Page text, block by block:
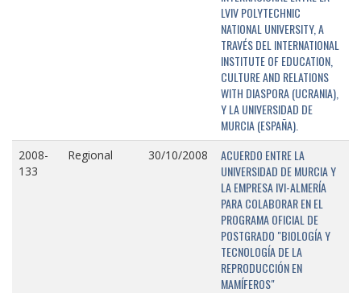
LVIV POLYTECHNIC
NATIONAL UNIVERSITY, A
TRAVÉS DEL INTERNATIONAL
INSTITUTE OF EDUCATION,
CULTURE AND RELATIONS
WITH DIASPORA (UCRANIA),
Y LA UNIVERSIDAD DE
MURCIA (ESPAÑA).
2008-
133
Regional 30/10/2008
ACUERDO ENTRE LA
UNIVERSIDAD DE MURCIA Y
LA EMPRESA IVI-ALMERÍA
PARA COLABORAR EN EL
PROGRAMA OFICIAL DE
POSTGRADO "BIOLOGÍA Y
TECNOLOGÍA DE LA
REPRODUCCIÓN EN
MAMÍFEROS"